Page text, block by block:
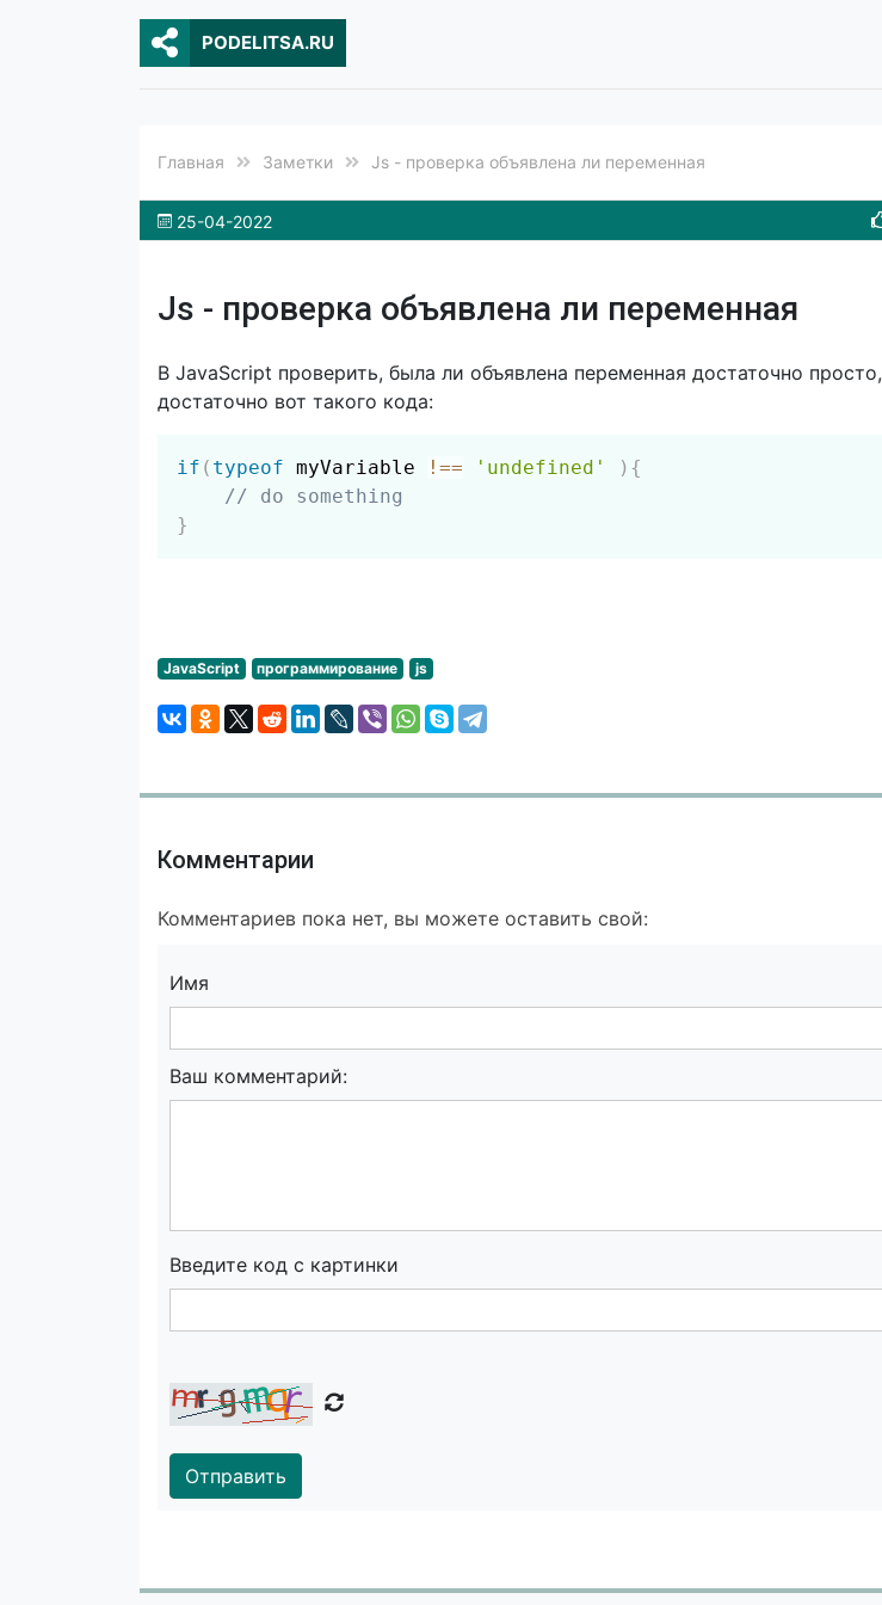
PODELITSA.RU
Главная Заметки Js - проверка объявлена ли переменная
25-04-2022
Js - проверка объявлена ли переменная
В JavaScript проверить, была ли объявлена переменная достаточно просто,
достаточно вот такого кода:
if ( typeof myVariable !== 'undefined' ) {
// do something
}
JavaScript программирование js
Комментарии
Комментариев пока нет, вы можете оставить свой:
Имя
Ваш комментарий:
Введите код с картинки
Отправить